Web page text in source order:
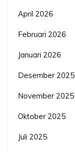
April 2026
Februari 2026
Januari 2026
Desember 2025
November 2025
Oktober 2025
Juli 2025